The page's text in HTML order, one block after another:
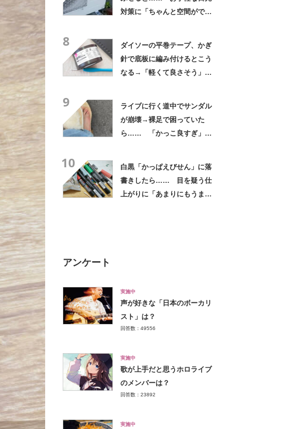
対策に「ちゃんと空間ができ
8
ダイソーの平巻テープ、かぎ
針で底板に編み付けるとこう
なる→「軽くて良さそう」
9
ライブに行く道中でサンダル
が崩壊→裸足で困っていた
ら…… 「かっこ良すぎ」ま
10
白黒「かっぱえびせん」に落
書きしたら…… 目を疑う仕
上がりに「あまりにもうます
アンケート
実施中
声が好きな「日本のボーカリ
スト」は？
回答数：49556
実施中
歌が上手だと思うホロライブ
のメンバーは？
回答数：23892
実施中